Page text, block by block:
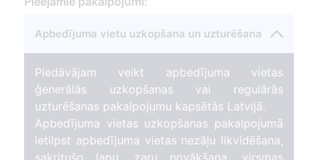
Apbedījuma vietu uzkopšana un uzturēšana
Piedāvājam veikt apbedījuma vietas
ģenerālās uzkopšanas vai regulārās
uzturēšanas pakalpojumu kapsētās Latvijā.
Apbedījuma vietas uzkopšanas pakalpojumā
ietilpst apbedījuma vietas nezāļu likvidēšana,